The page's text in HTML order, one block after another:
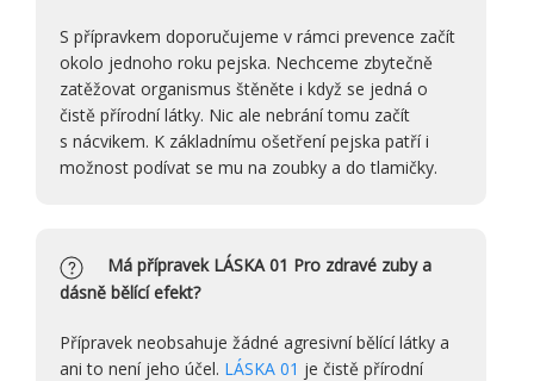
S přípravkem doporučujeme v rámci prevence začít
okolo jednoho roku pejska. Nechceme zbytečně
zatěžovat organismus štěněte i když se jedná o
čistě přírodní látky. Nic ale nebrání tomu začít
s nácvikem. K základnímu ošetření pejska patří i
možnost podívat se mu na zoubky a do tlamičky.
Má přípravek LÁSKA 01 Pro zdravé zuby a
dásně bělící efekt?
Přípravek neobsahuje žádné agresivní bělící látky a
ani to není jeho účel. LÁSKA 01 je čistě přírodní